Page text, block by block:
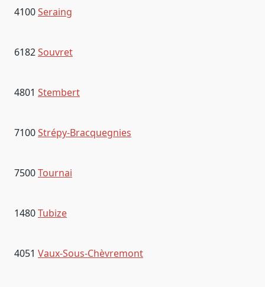
4100Seraing
6182Souvret
4801 Stembert
7100Strépy-Bracquegnies
7500Tournai
1480Tubize
4051 Vaux-Sous-Chèvremont